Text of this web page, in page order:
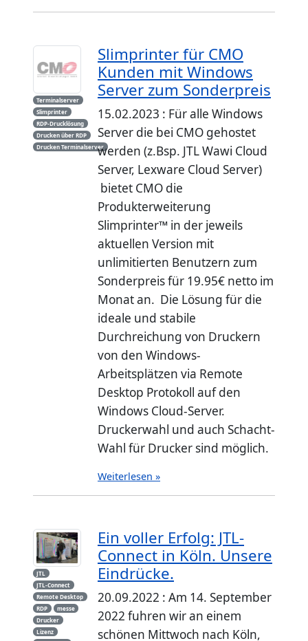
Terminalserver
Slimprinter
RDP-Drucklösung
Drucken über RDP
Drucken Terminalserver
Slimprinter für CMO
Kunden mit Windows
Server zum Sonderpreis
15.02.2023 : Für alle Windows
Server die bei CMO gehostet
werden (z.Bsp. JTL Wawi Cloud
Server, Lexware Cloud Server)
bietet CMO die
Produkterweiterung
Slimprinter™ in der jeweils
aktuellen Version mit
unlimitierten Benutzern zum
Sonderpreis für 19.95€ netto im
Monat an. Die Lösung für die
ideale und stabile
Durchreichung von Druckern
von den Windows-
Arbeitsplätzen via Remote
Desktop Protokoll auf den
Windows Cloud-Server.
Druckerwahl und auch Schacht-
Wahl für Drucker sind möglich.
Weiterlesen »
JTL
JTL-Connect
Remote Desktop
RDP
messe
Drucker
Lizenz
Ein voller Erfolg: JTL-
Connect in Köln. Unsere
Eindrücke.
20.09.2022 : Am 14. September
2022 fuhren wir an einem
schönen Mittwoch nach Köln,